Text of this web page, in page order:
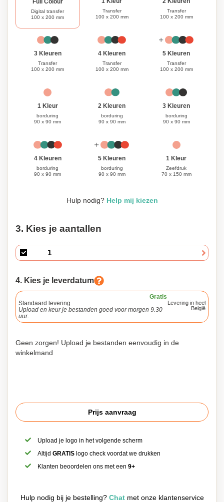
Full Colour
Digital transfer
100 x 200 mm
Transfer
100 x 200 mm
Transfer
100 x 200 mm
3 Kleuren
Transfer
100 x 200 mm
4 Kleuren
Transfer
100 x 200 mm
5 Kleuren
Transfer
100 x 200 mm
1 Kleur
borduring
90 x 90 mm
2 Kleuren
borduring
90 x 90 mm
3 Kleuren
borduring
90 x 90 mm
4 Kleuren
borduring
90 x 90 mm
5 Kleuren
borduring
90 x 90 mm
1 Kleur
Zeefdruk
70 x 150 mm
Hulp nodig? Help mij kiezen
3. Kies je aantallen
4. Kies je leverdatum
Gratis
Standaard levering
Upload en keur je bestanden goed voor morgen 9.30
uur.
Levering in heel
België
Geen zorgen! Upload je bestanden eenvoudig in de
winkelmand
Prijs aanvraag
Upload je logo in het volgende scherm
AltijdGRATIS logo check voordat we drukken
Klanten beoordelen ons met een9+
Hulp nodig bij je bestelling? Chatmet onze klantenservice